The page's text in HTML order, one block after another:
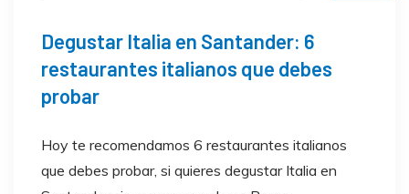
Degustar Italia en Santander: 6
restaurantes italianos que debes
probar
Hoy te recomendamos 6 restaurantes italianos
que debes probar, si quieres degustar Italia en